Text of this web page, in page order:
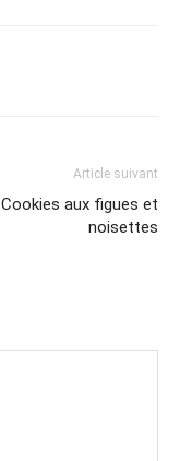
Article suivant
Cookies aux figues et
noisettes